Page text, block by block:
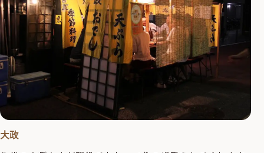
大政